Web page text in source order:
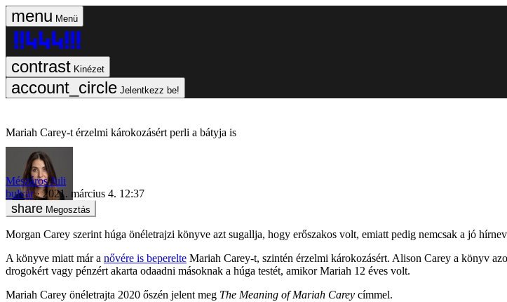
Menü
Kinézet
Jelentkezz be!
Mariah Carey-t érzelmi károkozásért perli a bátyja is
Mészáros Juli
bulvár
2021. március 4. 12:37
Megosztás
Morgan Carey szerint húga önéletrajzi könyve azt sugallja, hogy erőszakos volt, emiatt pedig nemcsak a jó
A könyve miatt már a nővére is beperelte Mariah Carey-t, szintén érzelmi károkozásért. Alison Carey a könyv
drogokért vagy pénzért akarta odaadni másoknak a húga testét, amikor Mariah 12 éves volt.
Mariah Carey önéletrajta 2020 őszén jelent meg The Meaning of Mariah Carey címmel.